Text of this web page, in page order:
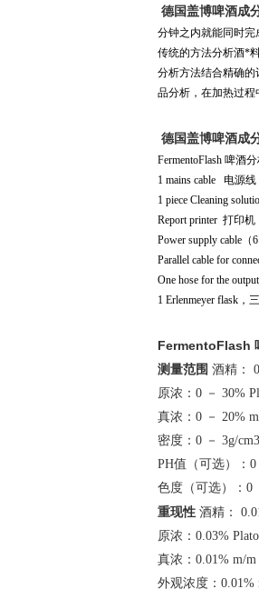
德国盖博啤酒成
分钟之内就能同时完
传统的方法分析酒*
分析方法结合精确的
品分析，在加热过
德国盖博啤酒成
FermentoFlash 啤酒
1 mains cable 电源线
1 piece Cleaning
Report printer 打印机
Power supply cable
Parallel cable for
One hose for the
1 Erlenmeyer flask，
FermentoFlash
测量范围 酒精：
原浓：0 － 30%
真浓：0 － 20%
密度：0 － 3g/cm3
PH值（可选）：0
色度（可选）：0
重现性 酒精：
原浓：0.03% Plato
真浓：0.01% m/m
外观浓度：0.01%